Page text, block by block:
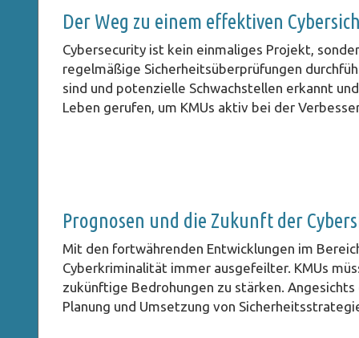
Der Weg zu einem effektiven
Cybersecurity ist kein einmaliges Projekt,
regelmäßige Sicherheitsüberprüfungen
sind und potenzielle Schwachstellen erkannt
Leben gerufen, um KMUs aktiv bei der
Prognosen und die Zukunft der
Mit den fortwährenden Entwicklungen im
Cyberkriminalität immer ausgefeilter. KMUs
zukünftige Bedrohungen zu stärken.
Planung und Umsetzung von